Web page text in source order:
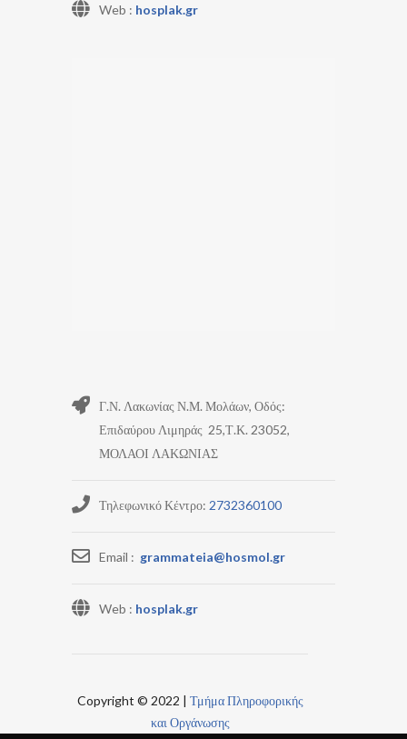
Web : hosplak.gr
Γ.Ν. Λακωνίας Ν.Μ. Μολάων, Οδός:
Επιδαύρου Λιμηράς 25,Τ.Κ. 23052,
ΜΟΛΑΟΙ ΛΑΚΩΝΙΑΣ
Τηλεφωνικό Κέντρο: 2732360100
Email : grammateia@hosmol.gr
Web : hosplak.gr
Copyright © 2022 | Τμήμα Πληροφορικής
και Οργάνωσης